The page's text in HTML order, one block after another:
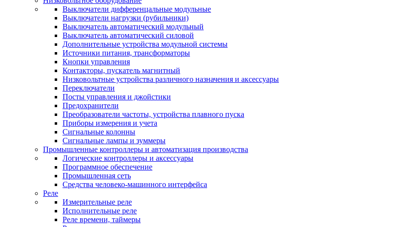
Выключатели дифференцальные модульные
Выключатели нагрузки (рубильники)
Выключатель автоматический модульный
Выключатель автоматический силовой
Дополнительные устройства модульной системы
Источники питания, трансформаторы
Кнопки управления
Контакторы, пускатель магнитный
Низковольтные устройства различного назначения и аксессуары
Переключатели
Посты управления и джойстики
Предохранители
Преобразователи частоты, устройства плавного пуска
Приборы измерения и учета
Сигнальные колонны
Сигнальные лампы и зуммеры
Промышленные контроллеры и автоматизация производства
Логические контроллеры и аксессуары
Программное обеспечение
Промышленная сеть
Средства человеко-машинного интерфейса
Реле
Измерительные реле
Исполнительные реле
Реле времени, таймеры